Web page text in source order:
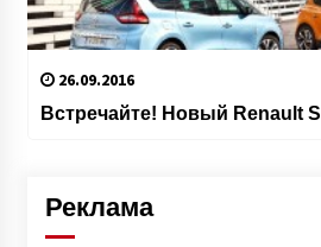
26.09.2016
Встречайте! Новый Renault
Реклама